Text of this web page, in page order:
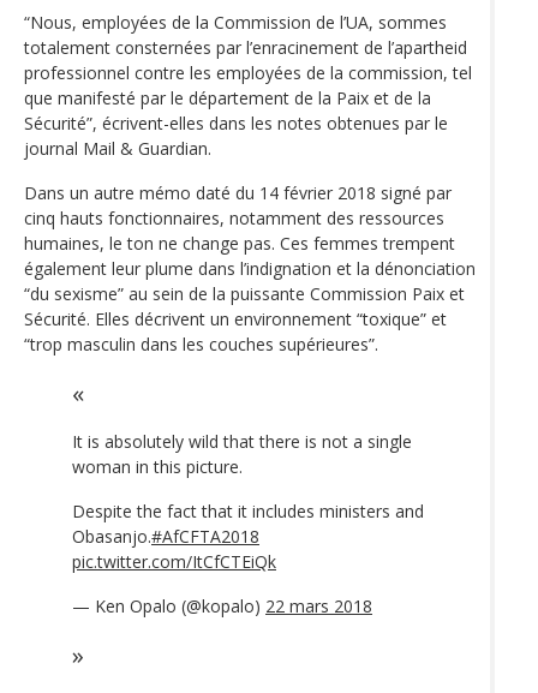
“Nous, employées de la Commission de l’UA, sommes
totalement consternées par l’enracinement de l’apartheid
professionnel contre les employées de la commission, tel
que manifesté par le département de la Paix et de la
Sécurité”, écrivent-elles dans les notes obtenues par le
journal Mail & Guardian.
Dans un autre mémo daté du 14 février 2018 signé par
cinq hauts fonctionnaires, notamment des ressources
humaines, le ton ne change pas. Ces femmes trempent
également leur plume dans l’indignation et la dénonciation
“du sexisme” au sein de la puissante Commission Paix et
Sécurité. Elles décrivent un environnement “toxique” et
“trop masculin dans les couches supérieures”.
It is absolutely wild that there is not a single
woman in this picture.
Despite the fact that it includes ministers and
Obasanjo.#AfCFTA2018
pic.twitter.com/ItCfCTEiQk
— Ken Opalo (@kopalo) 22 mars 2018